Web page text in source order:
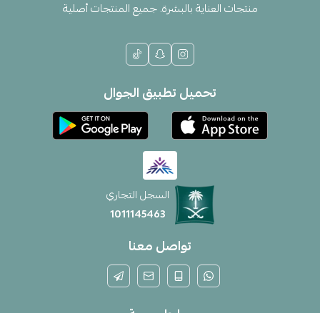
منتجات العناية بالبشرة. جميع المنتجات أصلية
تحميل تطبيق الجوال
السجل التجاري
1011145463
تواصل معنا